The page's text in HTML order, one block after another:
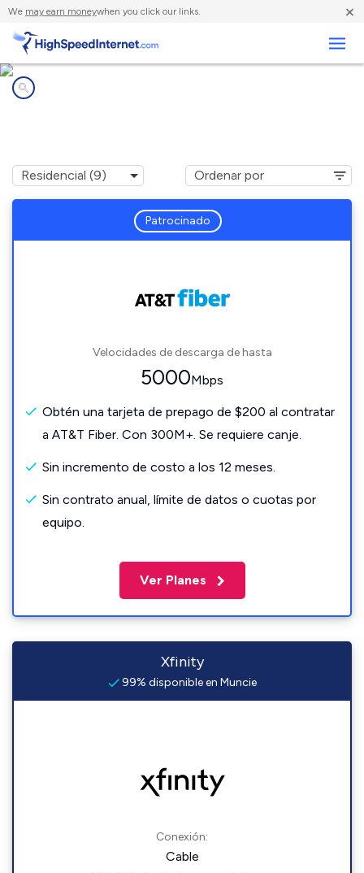
We may earn moneywhen you click our links. ×
Patrocinado
Velocidades de descarga de hasta
5000Mbps
Obtén una tarjeta de prepago de $200 al contratar
a AT&T Fiber. Con 300M+. Se requiere canje.
Sin incremento de costo a los 12 meses.
Sin contrato anual, límite de datos o cuotas por
equipo.
Ver Planes
Xfinity
99% disponible en Muncie
Conexión:
Cable